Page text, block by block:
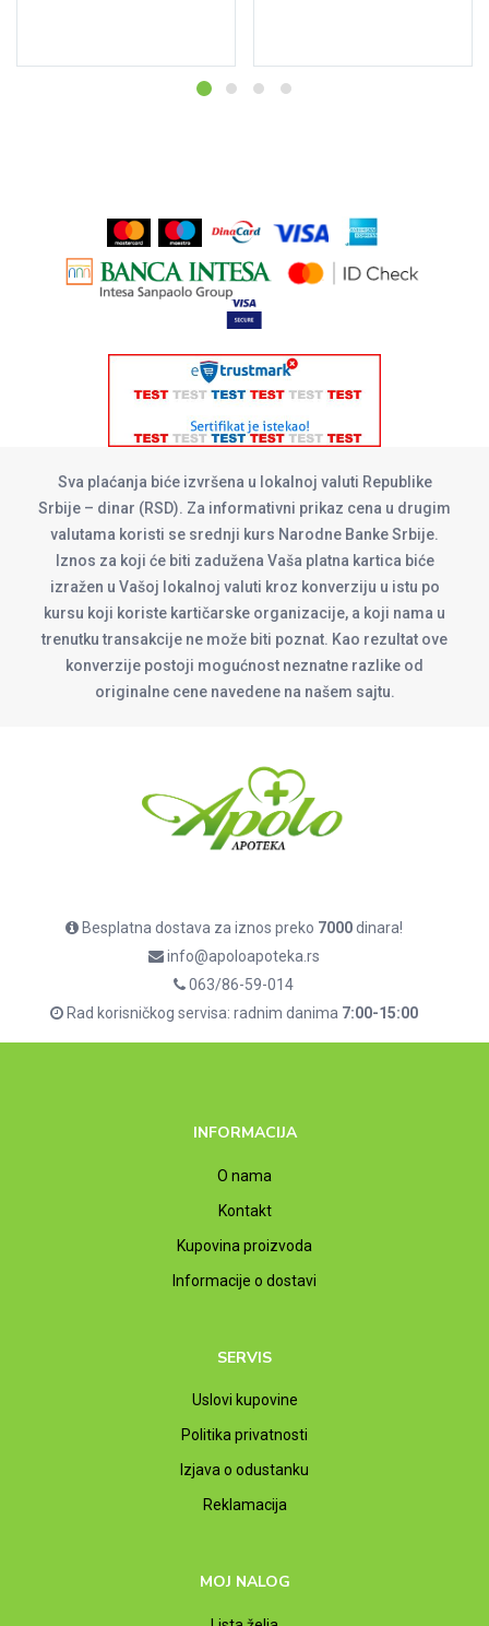
Sva plaćanja biće izvršena u lokalnoj valuti Republike
Srbije – dinar (RSD). Za informativni prikaz cena u drugim
valutama koristi se srednji kurs Narodne Banke Srbije.
Iznos za koji će biti zadužena Vaša platna kartica biće
izražen u Vašoj lokalnoj valuti kroz konverziju u istu po
kursu koji koriste kartičarske organizacije, a koji nama u
trenutku transakcije ne može biti poznat. Kao rezultat ove
konverzije postoji mogućnost neznatne razlike od
originalne cene navedene na našem sajtu.
Besplatna dostava za iznos preko 7000dinara!
info@apoloapoteka.rs
063/86-59-014
Rad korisničkog servisa: radnim danima 7:00-15:00
INFORMACIJA
O nama
Kontakt
Kupovina proizvoda
Informacije o dostavi
SERVIS
Uslovi kupovine
Politika privatnosti
Izjava o odustanku
Reklamacija
MOJ NALOG